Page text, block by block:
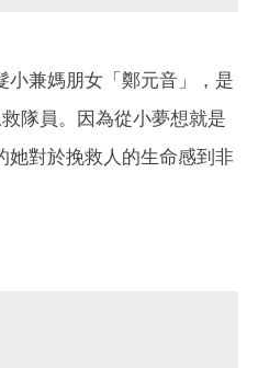
小兼媽朋女「鄭元音」，是
隊員。因為從小夢想就是
她對於挽救人的生命感到非